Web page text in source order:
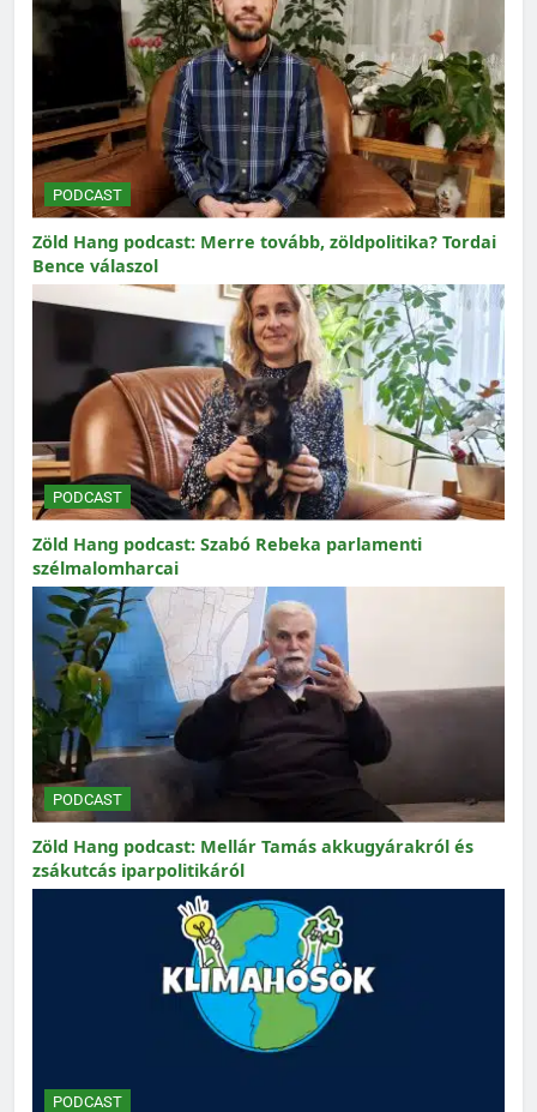
PODCAST
Zöld Hang podcast: Merre tovább, zöldpolitika? Tordai
Bence válaszol
PODCAST
Zöld Hang podcast: Szabó Rebeka parlamenti
szélmalomharcai
PODCAST
Zöld Hang podcast: Mellár Tamás akkugyárakról és
zsákutcás iparpolitikáról
PODCAST